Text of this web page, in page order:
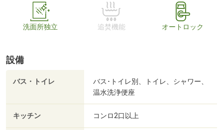
洗面所独立 追焚機能 オートロック
設備
バス・トイレ
バス･トイレ別、トイレ、シャワー、
温水洗浄便座
キッチン コンロ2口以上